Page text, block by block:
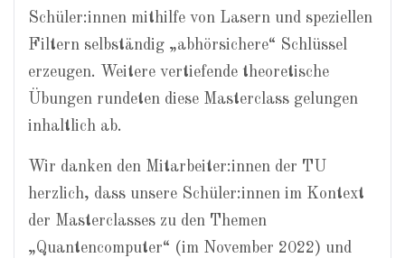
Schüler:innen mithilfe von Lasern und speziellen
Filtern selbständig „abhörsichere“ Schlüssel
erzeugen. Weitere vertiefende theoretische
Übungen rundeten diese Masterclass gelungen
inhaltlich ab.
Wir danken den Mitarbeiter:innen der TU
herzlich, dass unsere Schüler:innen im Kontext
der Masterclasses zu den Themen
„Quantencomputer“ (im November 2022) und